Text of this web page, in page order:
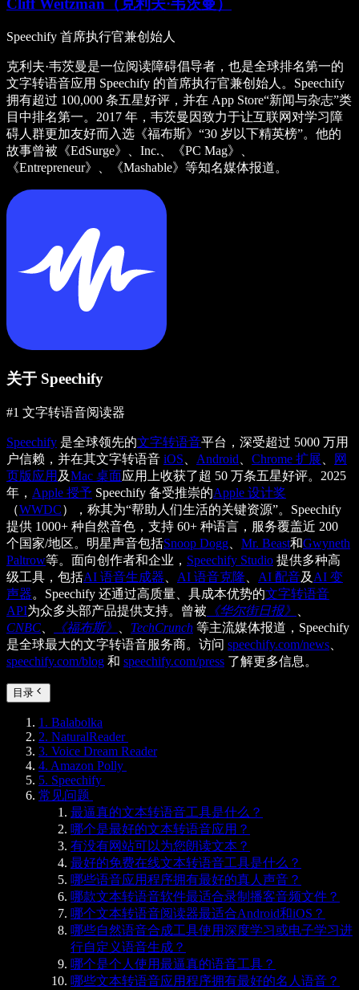
Cliff Weitzman（克利夫·韦茨曼）
Speechify 首席执行官兼创始人
克利夫·韦茨曼是一位阅读障碍倡导者，也是全球排名第一的
文字转语音应用 Speechify 的首席执行官兼创始人。Speechify
拥有超过 100,000 条五星好评，并在 App Store“新闻与杂志”类
目中排名第一。2017 年，韦茨曼因致力于让互联网对学习障
碍人群更加友好而入选《福布斯》“30 岁以下精英榜”。他的
故事曾被《EdSurge》、Inc.、《PC Mag》、
《Entrepreneur》、《Mashable》等知名媒体报道。
关于 Speechify
#1 文字转语音阅读器
Speechify 是全球领先的文字转语音平台，深受超过 5000 万用
户信赖，并在其文字转语音 iOS Android Chrome 扩展
网
页版应用 及Mac 桌面应用上收获了超 50 万条五星好评。2025
年， Apple 授予 Speechify 备受推崇的Apple 设计奖
（WWDC），称其为“帮助人们生活的关键资源”。Speechify
提供 1000+ 种自然音色，支持 60+ 种语言，服务覆盖近 200
个国家/地区。明星声音包括Snoop Dogg Mr. Beast和Gwyneth
Paltrow等。面向创作者和企业， Speechify Studio 提供多种高
级工具，包括AI 语音生成器 AI 语音克隆 AI 配音及 AI 变
声器。Speechify 还通过高质量、具成本优势的文字转语音
API为众多头部产品提供支持。曾被 《华尔街日报》
CNBC
《福布斯》 TechCrunch 等主流媒体报道，Speechify
是全球最大的文字转语音服务商。访问 speechify.com/news
speechify.com/blog 和 speechify.com/press 了解更多信息。
目录
1. Balabolka
2. NaturalReader
3. Voice Dream Reader
4. Amazon Polly
5. Speechify
常见问题
最逼真的文本转语音工具是什么？
哪个是最好的文本转语音应用？
有没有网站可以为您朗读文本？
最好的免费在线文本转语音工具是什么？
哪些语音应用程序拥有最好的真人声音？
哪款文本转语音软件最适合录制播客音频文件？
哪个文本转语音阅读器最适合Android和iOS？
哪些自然语音合成工具使用深度学习或电子学习进
行自定义语音生成？
哪个是个人使用最逼真的语音工具？
哪些文本转语音应用程序拥有最好的名人语音？